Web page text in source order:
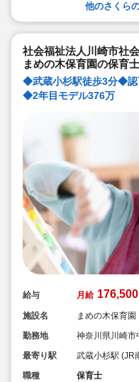
他のさくら
社会福祉法人川崎市社
まめの木保育園の保育
◆武蔵小杉駅徒歩3分◆
◆2年目モデル376万
給与 月給 176,500
施設名
まめの木保育園
勤務地
神奈川県川崎
最寄り駅
武蔵小杉駅 (JR
職種
保育士